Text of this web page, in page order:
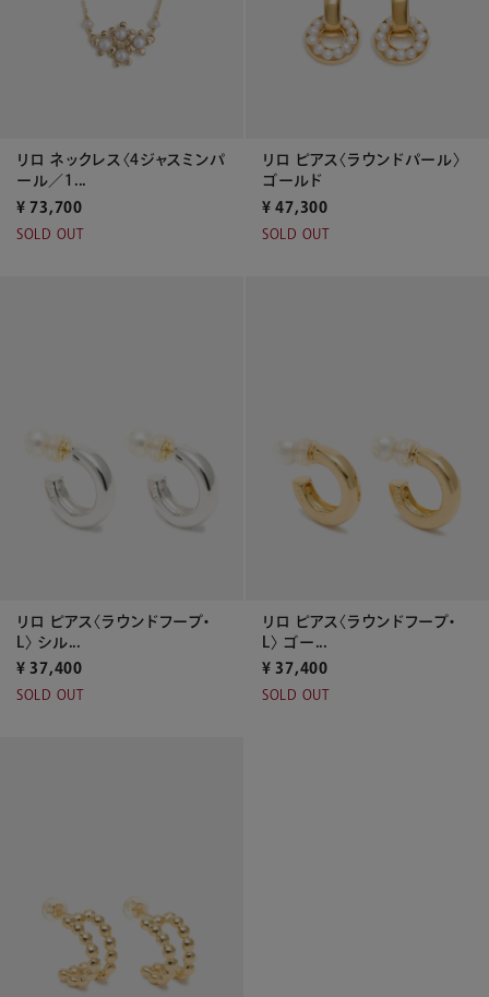
リロ ネックレス〈4ジャスミンパ
ール／1...
¥ 73,700
SOLD OUT
リロ ピアス〈ラウンドパール〉
ゴールド
¥ 47,300
SOLD OUT
リロ ピアス〈ラウンドフープ・
L〉 シル...
¥ 37,400
SOLD OUT
リロ ピアス〈ラウンドフープ・
L〉 ゴー...
¥ 37,400
SOLD OUT